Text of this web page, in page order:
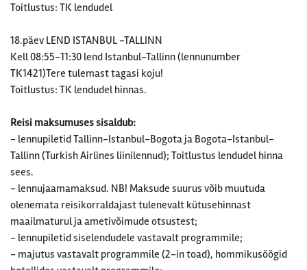
Toitlustus: TK lendudel
18.päev LEND ISTANBUL -TALLINN
Kell 08:55-11:30 lend Istanbul-Tallinn (lennunumber
TK1421)Tere tulemast tagasi koju!
Toitlustus: TK lendudel hinnas.
Reisi maksumuses sisaldub:
- lennupiletid Tallinn-Istanbul-Bogota ja Bogota-Istanbul-
Tallinn (Turkish Airlines liinilennud); Toitlustus lendudel hinna
sees.
- lennujaamamaksud. NB! Maksude suurus võib muutuda
olenemata reisikorraldajast tulenevalt kütusehinnast
maailmaturul ja ametivõimude otsustest;
- lennupiletid siselendudele vastavalt programmile;
- majutus vastavalt programmile (2-in toad), hommikusöögid